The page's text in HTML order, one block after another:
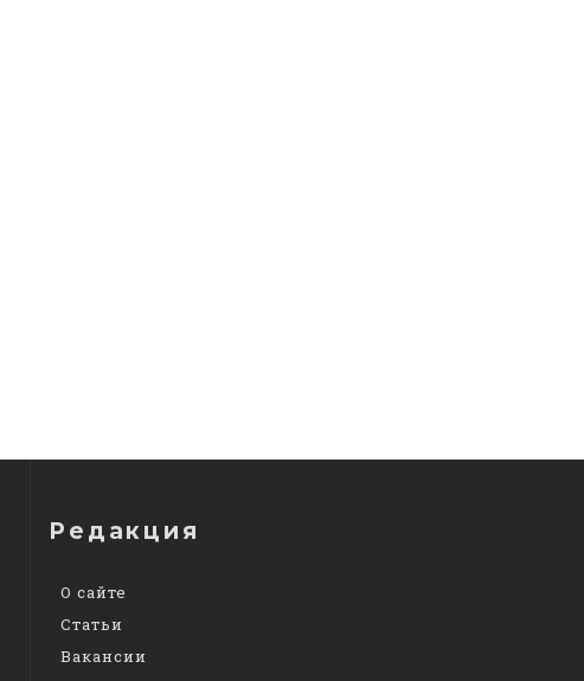
Редакция
О сайте
Статьи
Вакансии